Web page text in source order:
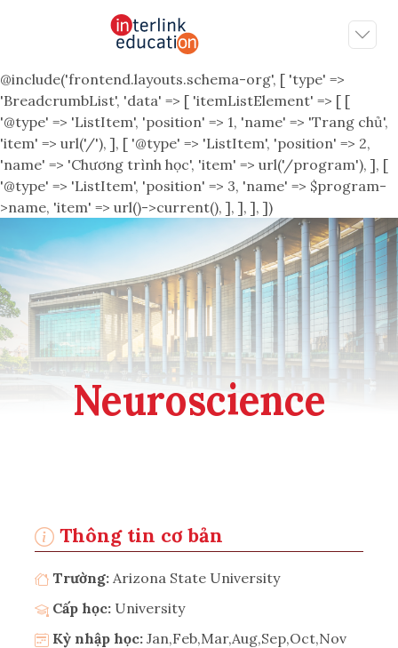
@include('frontend.layouts.schema-org', [ 'type' =>
'BreadcrumbList', 'data' => [ 'itemListElement' => [ [
'@type' => 'ListItem', 'position' => 1, 'name' => 'Trang chủ',
'item' => url('/'), ], [ '@type' => 'ListItem', 'position' => 2,
'name' => 'Chương trình học', 'item' => url('/program'), ], [
'@type' => 'ListItem', 'position' => 3, 'name' => $program-
>name, 'item' => url()->current(), ], ], ], ])
Neuroscience
Thông tin cơ bản
Trường: Arizona State University
Cấp học: University
Kỳ nhập học: Jan,Feb,Mar,Aug,Sep,Oct,Nov